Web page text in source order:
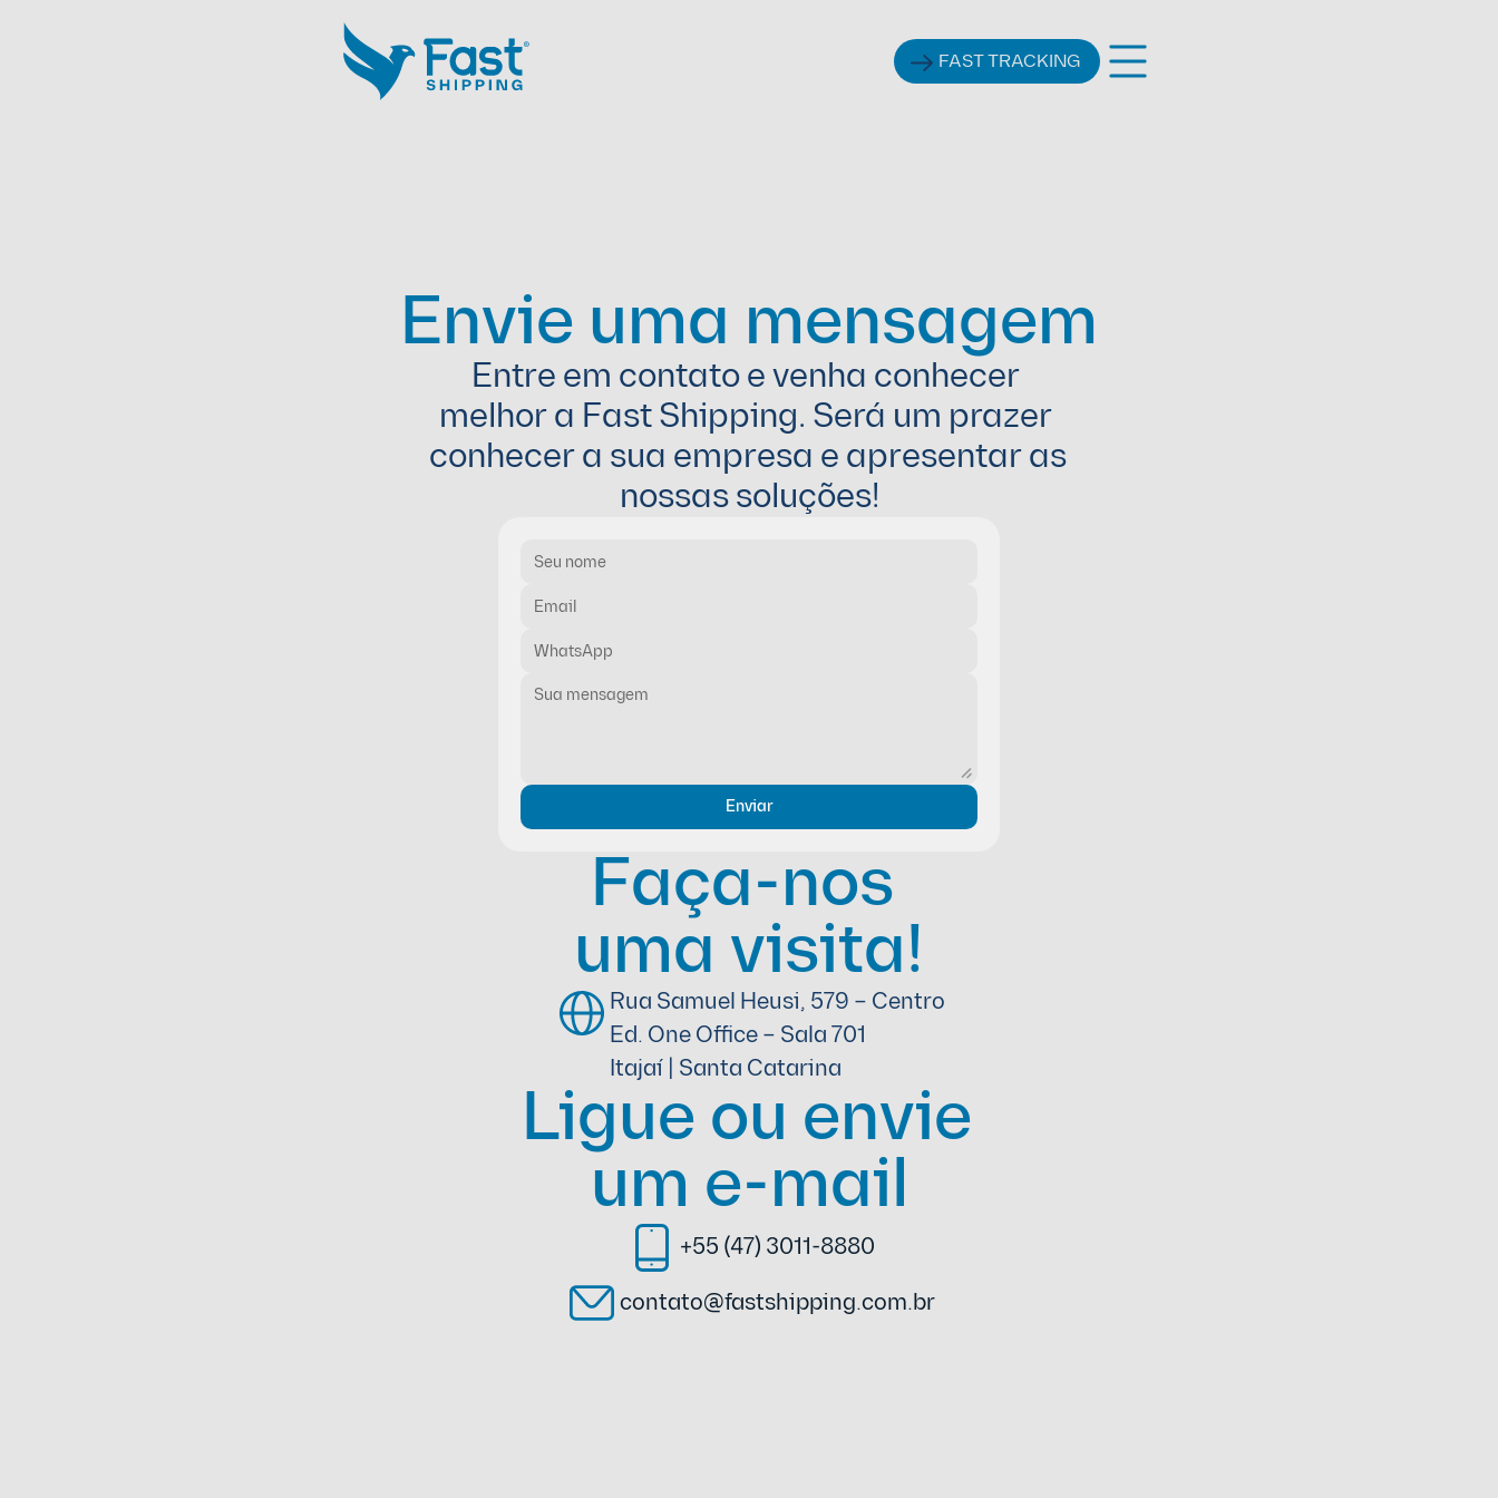
FAST TRACKING
Envie uma mensagem
Entre em contato e venha conhecer
melhor a Fast Shipping. Será um prazer
conhecer a sua empresa e apresentar as
nossas soluções!
Enviar
Faça-nos
uma visita!
Rua Samuel Heusi, 579 – Centro
Ed. One Office – Sala 701
Itajaí | Santa Catarina
Ligue ou envie
um e-mail
+55 (47) 3011-8880
contato@fastshipping.com.br